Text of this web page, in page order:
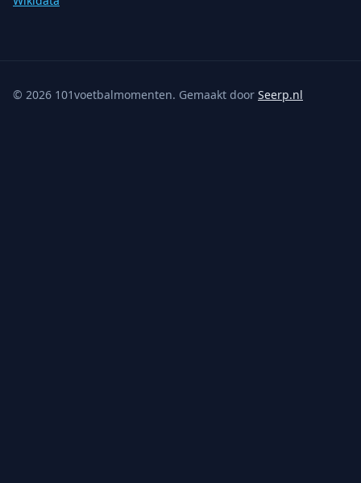
© 2026 101voetbalmomenten. Gemaakt door Seerp.nl